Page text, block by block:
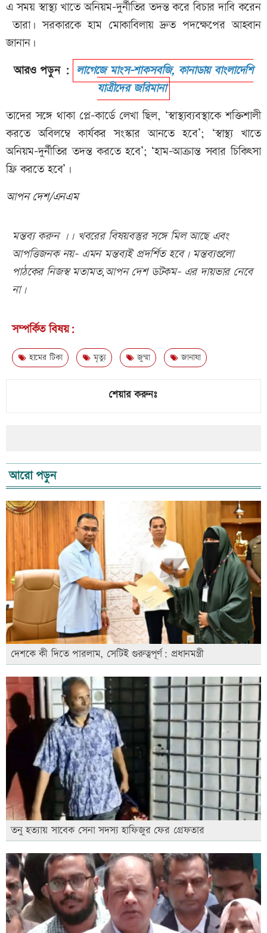
এ সময় স্বাস্থ্য খাতে অনিয়ম-দুর্নীতির তদন্ত করে বিচার দাবি করেন
তারা। সরকারকে হাম মোকাবিলায় দ্রুত পদক্ষেপের আহবান
জানান।
আরও পড়ুন : লাগেজে মাংস-শাকসবজি, কানাডায় বাংলাদেশি
যাত্রীদের জরিমানা
তাদের সঙ্গে থাকা প্লে-কার্ডে লেখা ছিল, ‘স্বাস্থ্যব্যবস্থাকে শক্তিশালী
করতে অবিলম্বে কার্যকর সংস্কার আনতে হবে’; ‘স্বাস্থ্য খাতে
অনিয়ম-দুর্নীতির তদন্ত করতে হবে’; ‘হাম-আক্রান্ত সবার চিকিৎসা
ফ্রি করতে হবে’।
আপন দেশ/এনএম
মন্তব্য করুন ।। খবরের বিষয়বস্তুর সঙ্গে মিল আছে এবং
আপত্তিজনক নয়- এমন মন্তব্যই প্রদর্শিত হবে। মন্তব্যগুলো
পাঠকের নিজস্ব মতামত,আপন দেশ ডটকম- এর দায়ভার নেবে
না।
সম্পর্কিত বিষয়:
হামের টিকা মৃত্যু জুম্মা জানাযা
শেয়ার করুনঃ
আরো পড়ুন
দেশকে কী দিতে পারলাম, সেটিই গুরুত্বপূর্ণ: প্রধানমন্ত্রী
তনু হত্যায় সাবেক সেনা সদস্য হাফিজুর ফের গ্রেফতার